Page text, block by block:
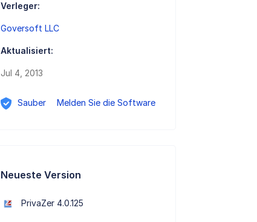
Verleger:
Goversoft LLC
Aktualisiert:
Jul 4, 2013
Sauber Melden Sie die Software
Neueste Version
PrivaZer 4.0.125